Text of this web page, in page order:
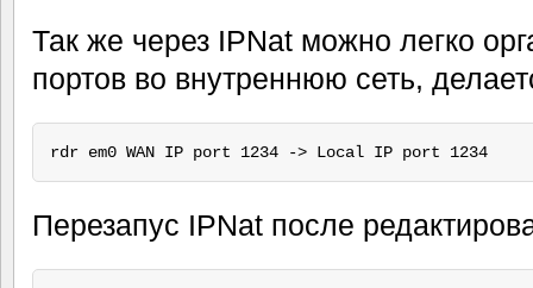
Так же через IPNat можно легко
портов во внутреннюю сеть,
rdr em0 WAN IP port 1234 -> Local IP port 1234
Перезапус IPNat после